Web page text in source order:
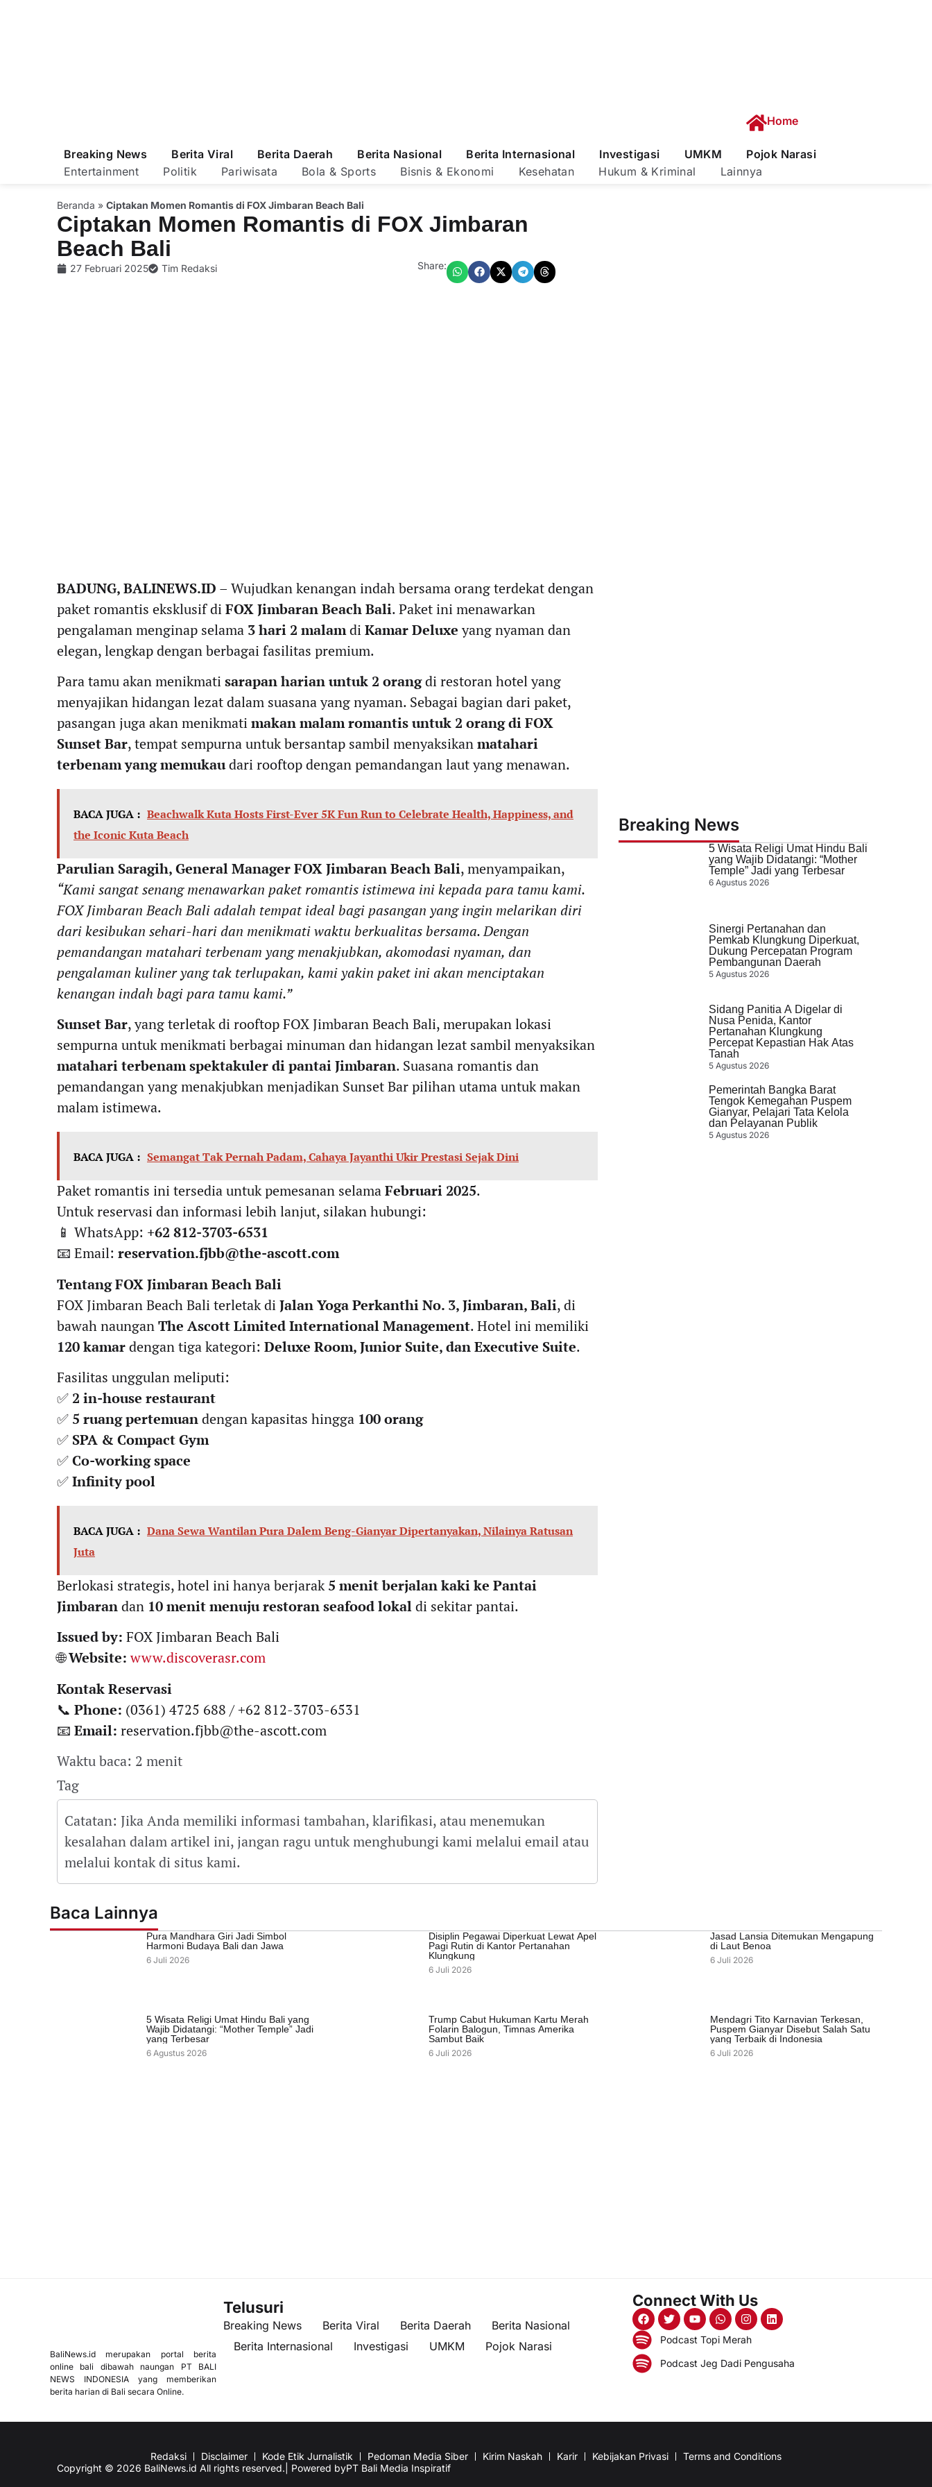
Home
Breaking News Berita Viral Berita Daerah Berita Nasional Berita Internasional Investigasi UMKM
Pojok Narasi
Entertainment
Politik Pariwisata Bola & Sports Bisnis & Ekonomi Kesehatan Hukum & Kriminal Lainnya
Beranda » Ciptakan Momen Romantis di FOX Jimbaran Beach Bali
Ciptakan Momen Romantis di FOX Jimbaran
Beach Bali
27 Februari 2025 Tim Redaksi Share:
BADUNG, BALINEWS.ID – Wujudkan kenangan indah bersama orang terdekat dengan
paket romantis eksklusif diFOX Jimbaran Beach Bali. Paket ini menawarkan
pengalaman menginap selama 3 hari 2 malamdiKamar Deluxeyang nyaman dan
elegan, lengkap dengan berbagai fasilitas premium.
Para tamu akan menikmatisarapan harian untuk 2 orangdi restoran hotel yang
menyajikan hidangan lezat dalam suasana yang nyaman. Sebagai bagian dari paket,
pasangan juga akan menikmatimakan malam romantis untuk 2 orang di FOX
Sunset Bar, tempat sempurna untuk bersantap sambil menyaksikanmatahari
terbenam yang memukaudari rooftop dengan pemandangan laut yang menawan.
BACA JUGA : Beachwalk Kuta Hosts First-Ever 5K Fun Run to Celebrate Health, Happiness, and
the Iconic Kuta Beach
Parulian Saragih, General Manager FOX Jimbaran Beach Bali, menyampaikan,
“Kami sangat senang menawarkan paket romantis istimewa ini kepada para tamu kami.
FOX Jimbaran Beach Bali adalah tempat ideal bagi pasangan yang ingin melarikan diri
dari kesibukan sehari-hari dan menikmati waktu berkualitas bersama. Dengan
pemandangan matahari terbenam yang menakjubkan, akomodasi nyaman, dan
pengalaman kuliner yang tak terlupakan, kami yakin paket ini akan menciptakan
kenangan indah bagi para tamu kami.”
Sunset Bar, yang terletak di rooftop FOX Jimbaran Beach Bali, merupakan lokasi
sempurna untuk menikmati berbagai minuman dan hidangan lezat sambil menyaksikan
matahari terbenam spektakuler di pantai Jimbaran. Suasana romantis dan
pemandangan yang menakjubkan menjadikan Sunset Bar pilihan utama untuk makan
malam istimewa.
BACA JUGA : Semangat Tak Pernah Padam, Cahaya Jayanthi Ukir Prestasi Sejak Dini
Paket romantis ini tersedia untuk pemesanan selamaFebruari 2025.
Untuk reservasi dan informasi lebih lanjut, silakan hubungi:
📱 WhatsApp: +62 812-3703-6531
📧 Email: reservation.fjbb@the-ascott.com
Tentang FOX Jimbaran Beach Bali
FOX Jimbaran Beach Bali terletak diJalan Yoga Perkanthi No. 3, Jimbaran, Bali, di
bawah naunganThe Ascott Limited International Management. Hotel ini memiliki
120 kamardengan tiga kategori: Deluxe Room, Junior Suite, dan Executive Suite.
Fasilitas unggulan meliputi:
✅2 in-house restaurant
✅ 5 ruang pertemuandengan kapasitas hingga 100 orang
✅SPA & Compact Gym
✅Co-working space
✅Infinity pool
BACA JUGA : Dana Sewa Wantilan Pura Dalem Beng-Gianyar Dipertanyakan, Nilainya Ratusan
Juta
Berlokasi strategis, hotel ini hanya berjarak5 menit berjalan kaki ke Pantai
Jimbarandan 10 menit menuju restoran seafood lokaldi sekitar pantai.
Issued by: FOX Jimbaran Beach Bali
🌐Website: www.discoverasr.com
Kontak Reservasi
📞 Phone: (0361) 4725 688 / +62 812-3703-6531
📧 Email: reservation.fjbb@the-ascott.com
Waktu baca: 2 menit
Tag
Catatan: Jika Anda memiliki informasi tambahan, klarifikasi, atau menemukan
kesalahan dalam artikel ini, jangan ragu untuk menghubungi kami melalui email atau
melalui kontak di situs kami.
Breaking News
5 Wisata Religi Umat Hindu Bali
yang Wajib Didatangi: “Mother
Temple” Jadi yang Terbesar
6 Agustus 2026
Sinergi Pertanahan dan
Pemkab Klungkung Diperkuat,
Dukung Percepatan Program
Pembangunan Daerah
5 Agustus 2026
Sidang Panitia A Digelar di
Nusa Penida, Kantor
Pertanahan Klungkung
Percepat Kepastian Hak Atas
Tanah
5 Agustus 2026
Pemerintah Bangka Barat
Tengok Kemegahan Puspem
Gianyar, Pelajari Tata Kelola
dan Pelayanan Publik
5 Agustus 2026
Baca Lainnya
Pura Mandhara Giri Jadi Simbol
Harmoni Budaya Bali dan Jawa
6 Juli 2026
Disiplin Pegawai Diperkuat Lewat Apel
Pagi Rutin di Kantor Pertanahan
Klungkung
6 Juli 2026
Jasad Lansia Ditemukan Mengapung
di Laut Benoa
6 Juli 2026
5 Wisata Religi Umat Hindu Bali yang
Wajib Didatangi: “Mother Temple” Jadi
yang Terbesar
6 Agustus 2026
Trump Cabut Hukuman Kartu Merah
Folarin Balogun, Timnas Amerika
Sambut Baik
6 Juli 2026
Mendagri Tito Karnavian Terkesan,
Puspem Gianyar Disebut Salah Satu
yang Terbaik di Indonesia
6 Juli 2026
BaliNews.id merupakan portal berita
online bali dibawah naungan PT BALI
NEWS INDONESIA yang memberikan
berita harian di Bali secara Online.
Telusuri
Breaking News Berita Viral Berita Daerah
Berita Nasional
Berita Internasional
Investigasi UMKM Pojok Narasi
Connect With Us
Podcast Topi Merah
Podcast Jeg Dadi Pengusaha
Redaksi Disclaimer Kode Etik Jurnalistik Pedoman Media Siber Kirim Naskah Karir Kebijakan Privasi
Terms and Conditions
Copyright © 2026 BaliNews.id All rights reserved.| Powered byPT Bali Media Inspiratif